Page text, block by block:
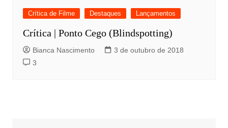
Crítica de Filme Destaques Lançamentos
Crítica | Ponto Cego (Blindspotting)
Bianca Nascimento
3 de outubro de 2018
3